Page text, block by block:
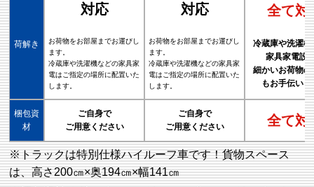
荷解き
対応
お荷物をお部屋までお運びし
ます。
冷蔵庫や洗濯機などの家具家
電はご指定の場所に配置いた
します。
対応
お荷物をお部屋までお運びし
ます。
冷蔵庫や洗濯機などの家具家
電はご指定の場所に配置いた
します。
全て対
冷蔵庫や洗濯機
家具家電設
細かいお荷物の
もお手伝いし
梱包資
材
ご自身で
ご用意ください
ご自身で
ご用意ください
全て対
※トラックは特別仕様ハイルーフ車です！貨物スペース
は、高さ200㎝×奥194㎝×幅141㎝